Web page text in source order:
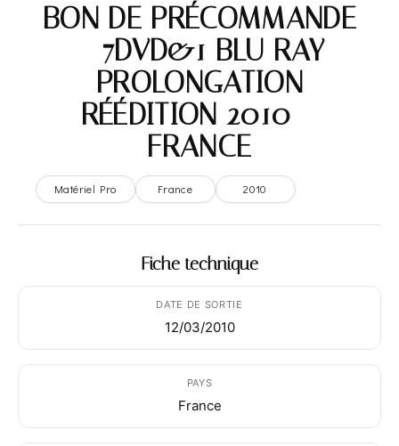
BON DE PRÉCOMMANDE
– 7DVD&1 BLU RAY
PROLONGATION
RÉÉDITION 2010 –
FRANCE
Matériel Pro France 2010
Fiche technique
DATE DE SORTIE
12/03/2010
PAYS
France